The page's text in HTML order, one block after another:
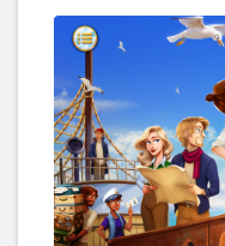
ПОИСК ПРЕДМЕТОВ
ГОЛОВОЛОМКИ
БИЗНЕС
ТРИ-В-РЯД
СТРАТЕГИИ
СТРЕЛЯЛКИ